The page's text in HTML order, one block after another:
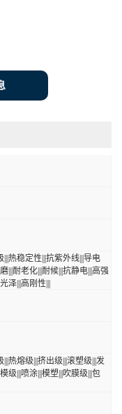
|||热稳定性|||抗紫外线|||导电
|||耐老化|||耐候|||抗静电|||高强
泽|||高刚性|||
热熔级|||挤出级|||滚塑级|||发
级|||喷涂|||模塑|||吹膜级|||包